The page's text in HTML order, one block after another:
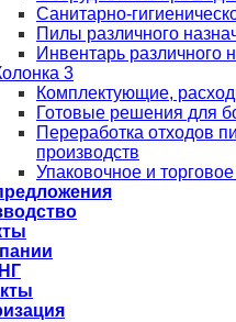
Санитарно-
Пилы различного
Инвентарь различного
3
Комплектующие,
Готовые решения для
Переработка отходов
производств
Упаковочное и